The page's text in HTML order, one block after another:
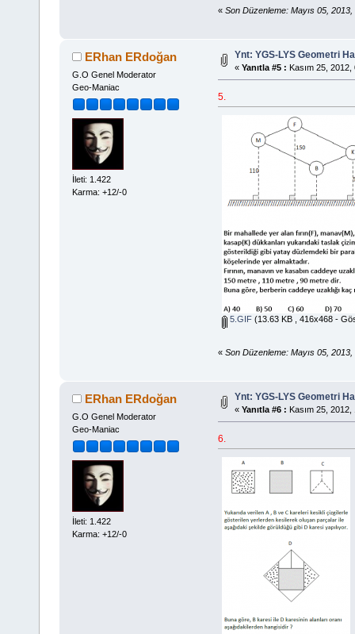
« Son Düzenleme: Mayıs 05,
ERhan ERdoğan
G.O Genel Moderator
Geo-Maniac
İleti: 1.422
Karma: +12/-0
Ynt: YGS-LYS Geometri
« Yanıtla #5 : Kasım 25,
5.
5.GIF(13.63 KB , 416x468 -
« Son Düzenleme: Mayıs 05,
ERhan ERdoğan
G.O Genel Moderator
Geo-Maniac
İleti: 1.422
Karma: +12/-0
Ynt: YGS-LYS Geometri
« Yanıtla #6 : Kasım 25,
6.